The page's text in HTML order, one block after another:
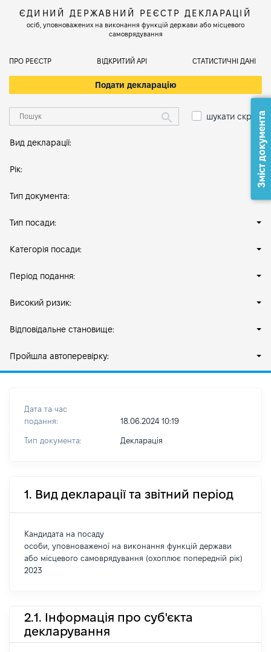
ЄДИНИЙ ДЕРЖАВНИЙ РЕЄСТР ДЕКЛАРАЦІЙ
осіб, уповноважених на виконання функцій держави або місцевого
самоврядування
ПРО РЕЄСТР ВІДКРИТИЙ АРІ СТАТИСТИЧНІ ДАНІ
Подати декларацію
шукати скрізь
Вид декларації:
Рік:
Тип документа:
Тип посади:
Категорія посади:
Період подання:
Високий ризик:
Відповідальне становище:
Пройшла автоперевірку:
Дата та час
подання:
18.06.2024 10:19
Тип документа: Декларація
1. Вид декларації та звітний період
Кандидата на посаду
особи, уповноваженої на виконання функцій держави
або місцевого самоврядування (охоплює попередній рік)
2023
2.1. Інформація про суб'єкта
декларування
Зміст документа